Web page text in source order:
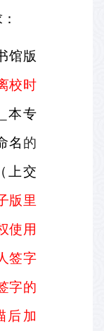
馆版
校时
本专
名 的
上交
版里
使用
签字
字的
后加